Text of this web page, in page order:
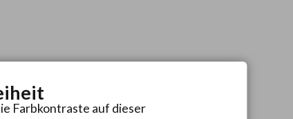
Farbkontraste auf dieser